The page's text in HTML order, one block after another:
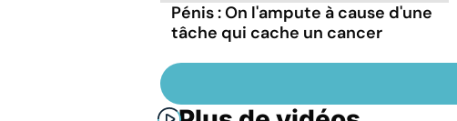
Pénis : On l'ampute à cause d'une
tâche qui cache un cancer